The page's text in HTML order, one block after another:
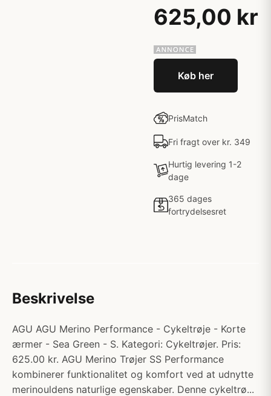
625,00 kr
Køb her
PrisMatch
Fri fragt over kr. 349
Hurtig levering 1-2
dage
365 dages
fortrydelsesret
Beskrivelse
AGU AGU Merino Performance - Cykeltrøje - Korte
ærmer - Sea Green - S. Kategori: Cykeltrøjer. Pris:
625.00 kr. AGU Merino Trøjer SS Performance
kombinerer funktionalitet og komfort ved at udnytte
merinouldens naturlige egenskaber. Denne cykeltrø...